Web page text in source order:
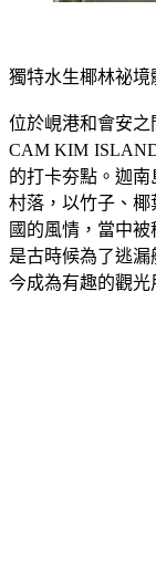
位於峴港和會安
CAM KIM
的打卡夯點。迦
村落，以竹子、
國的風情，當中
是古時候為了逃漏